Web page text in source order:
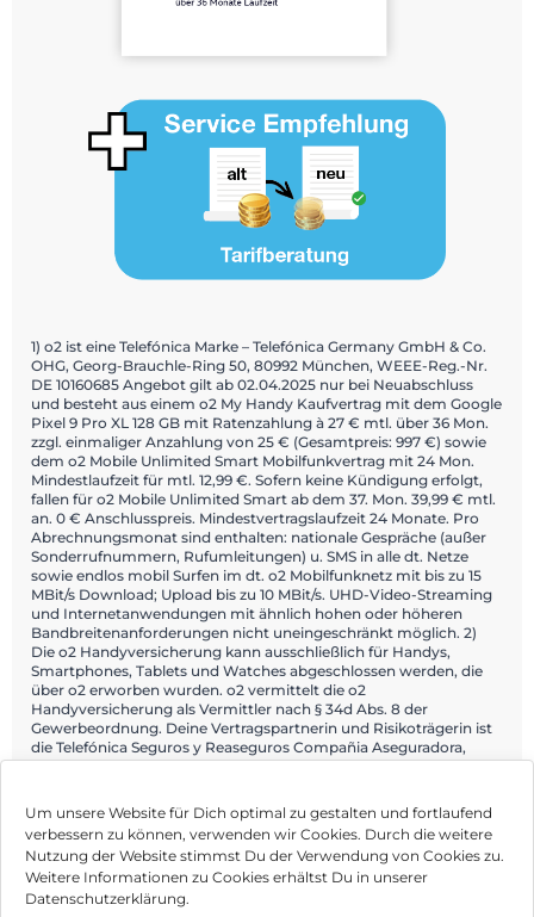
Um unsere Website für Dich optimal zu gestalten und fortlaufend
verbessern zu können, verwenden wir Cookies. Durch die weitere
Nutzung der Website stimmst Du der Verwendung von Cookies zu.
Weitere Informationen zu Cookies erhältst Du in unserer
Datenschutzerklärung.
1) o2 ist eine Telefónica Marke – Telefónica Germany GmbH & Co.
OHG, Georg-Brauchle-Ring 50, 80992 München, WEEE-Reg.-Nr.
DE 10160685 Angebot gilt ab 02.04.2025 nur bei Neuabschluss
und besteht aus einem o2 My Handy Kaufvertrag mit dem Google
Pixel 9 Pro XL 128 GB mit Ratenzahlung à 27 € mtl. über 36 Mon.
zzgl. einmaliger Anzahlung von 25 € (Gesamtpreis: 997 €) sowie
dem o2 Mobile Unlimited Smart Mobilfunkvertrag mit 24 Mon.
Mindestlaufzeit für mtl. 12,99 €. Sofern keine Kündigung erfolgt,
fallen für o2 Mobile Unlimited Smart ab dem 37. Mon. 39,99 € mtl.
an. 0 € Anschlusspreis. Mindestvertragslaufzeit 24 Monate. Pro
Abrechnungsmonat sind enthalten: nationale Gespräche (außer
Sonderrufnummern, Rufumleitungen) u. SMS in alle dt. Netze
sowie endlos mobil Surfen im dt. o2 Mobilfunknetz mit bis zu 15
MBit/s Download; Upload bis zu 10 MBit/s. UHD-Video-Streaming
und Internetanwendungen mit ähnlich hohen oder höheren
Bandbreitenanforderungen nicht uneingeschränkt möglich. 2)
Die o2 Handyversicherung kann ausschließlich für Handys,
Smartphones, Tablets und Watches abgeschlossen werden, die
über o2 erworben wurden. o2 vermittelt die o2
Handyversicherung als Vermittler nach § 34d Abs. 8 der
Gewerbeordnung. Deine Vertragspartnerin und Risikoträgerin ist
die Telefónica Seguros y Reaseguros Compañia Aseguradora,
S.A.U. Direktion für Deutschland (Telefónica Insurance), Georg-
Impressum